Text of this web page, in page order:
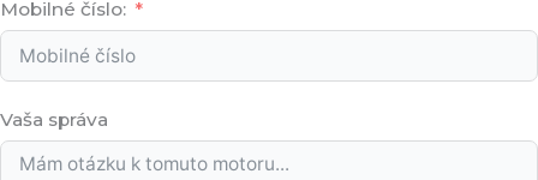
Mobilné číslo:
Vaša správa